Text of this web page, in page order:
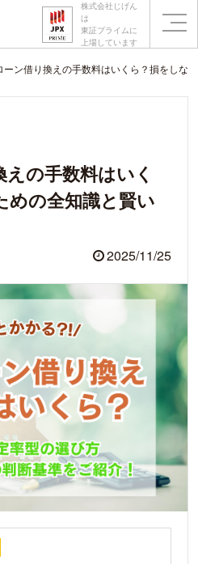
株式会社じげん
は
東証プライムに
上場しています
ーン借り換えの手数料はいくら？損をしな
の手数料はいく
めの全知識と賢い
2025/11/25